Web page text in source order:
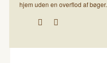
hjem uden en overflod af bøger.